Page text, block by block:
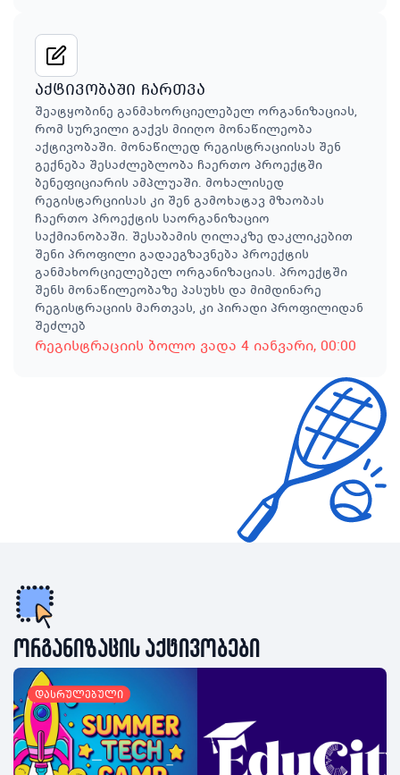
აქტივობაში ჩართვა
შეატყობინე განმახორციელებელ ორგანიზაციას,
რომ სურვილი გაქვს მიიღო მონაწილეობა
აქტივობაში. მონაწილედ რეგისტრაციისას შენ
გექნება შესაძლებლობა ჩაერთო პროექტში
ბენეფიციარის ამპლუაში. მოხალისედ
რეგისტარციისას კი შენ გამოხატავ მზაობას
ჩაერთო პროექტის საორგანიზაციო
საქმიანობაში. შესაბამის ღილაკზე დაკლიკებით
შენი პროფილი გადაეგზავნება პროექტის
განმახორციელებელ ორგანიზაციას. პროექტში
შენს მონაწილეობაზე პასუხს და მიმდინარე
რეგისტრაციის მართვას, კი პირადი პროფილიდან
შეძლებ
რეგისტრაციის ბოლო ვადა 4 იანვარი, 00:00
ორგანიზაცის აქტივობები
დასრულებული